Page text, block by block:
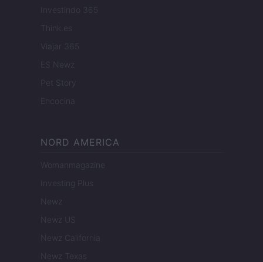
Investindo 365
Think.es
Viajar 365
ES Newz
Pet Story
Encocina
NORD AMERICA
Womanmagazine
Investing Plus
Newz
Newz US
Newz California
Newz Texas